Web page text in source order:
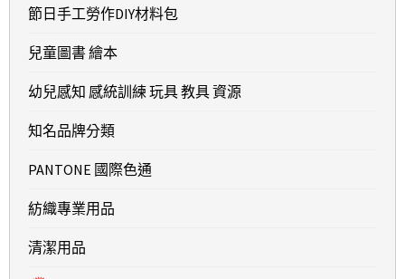
節日手工勞作DIY材料包
兒童圖書 繪本
幼兒感知 感統訓練 玩具 教具 資源
知名品牌分類
PANTONE 國際色通
紡織專業用品
清潔用品